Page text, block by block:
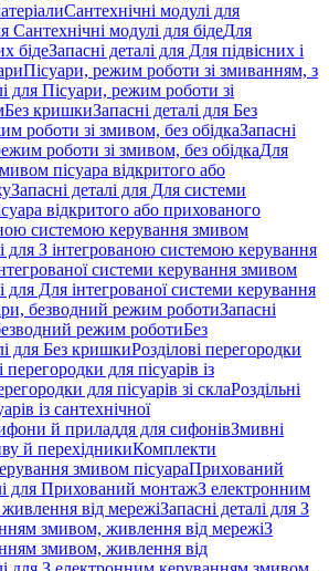
Сантехнічні модулі для
Сантехнічні модулі для бідеДля
бідеЗапасні деталі для Для підвісних і
Пісуари, режим роботи зі змиванням, з
для Пісуари, режим роботи зі
Без кришкиЗапасні деталі для Без
роботи зі змивом, без обідкаЗапасні
роботи зі змивом, без обідкаДля
пісуара відкритого або
Запасні деталі для Для системи
відкритого або прихованого
системою керування змивом
для З інтегрованою системою керування
системи керування змивом
для Для інтегрованої системи керування
безводний режим роботиЗапасні
режим роботиБез
для Без кришкиРозділові перегородки
перегородки для пісуарів із
для пісуарів зі склаРоздільні
із сантехнічної
й приладдя для сифонівЗмивні
й перехідникиКомплекти
змивом пісуараПрихований
для Прихований монтажЗ електронним
від мережіЗапасні деталі для З
змивом, живлення від мережіЗ
змивом, живлення від